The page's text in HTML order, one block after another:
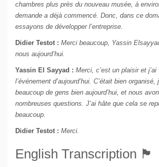
chambres plus près du nouveau musée, à
demande a déjà commencé. Donc, dans ce
essayons de développer l’entreprise.
Didier Testot : Merci beaucoup, Yassin
nous aujourd’hui.
Yassin El Sayyad : Merci, c’est un plaisir et
l’événement d’aujourd’hui. C’était bien organisé,
beaucoup de gens bien aujourd’hui, et nous
nombreuses questions. J’ai hâte que cela se
beaucoup.
Didier Testot : Merci.
English Transcription 🏴󠁧󠁢󠁥󠁮󠁧󠁿